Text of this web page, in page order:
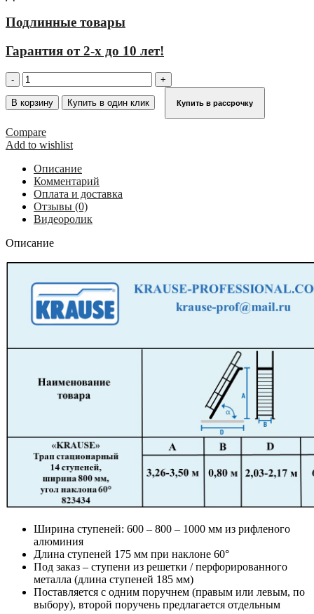
Подлинные товары
Гарантия от 2-х до 10 лет!
Количество
товара
Трап
14
ступеней,
ширина
800
мм,
угол
наклона
60°
KRAUSE
823434
В корзину Купить в один клик Купить в рассрочку
Compare
Add to wishlist
Описание
Комментарий
Оплата и доставка
Отзывы (0)
Видеоролик
Описание
Ширина ступеней: 600 – 800 – 1000 мм из рифленого
алюминия
Длина ступеней 175 мм при наклоне 60°
Под заказ – ступени из решетки / перфорированного
металла (длина ступеней 185 мм)
Поставляется с одним поручнем (правым или левым, по
выбору), второй поручень предлагается отдельным